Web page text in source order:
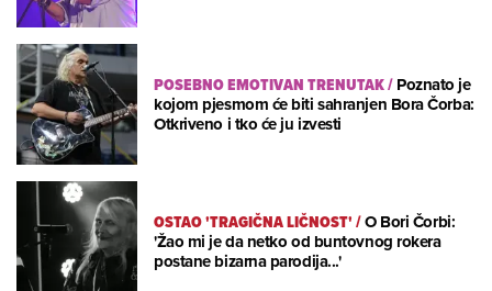
POSEBNO EMOTIVAN TRENUTAK/Poznato je
kojom pjesmom će biti sahranjen Bora Čorba:
Otkriveno i tko će ju izvesti
OSTAO 'TRAGIČNA LIČNOST'/O Bori Čorbi:
'Žao mi je da netko od buntovnog rokera
postane bizarna parodija...'